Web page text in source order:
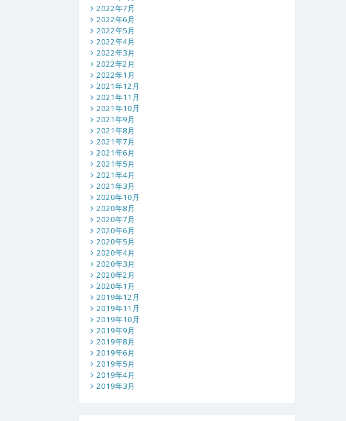
2022年7月
2022年6月
2022年5月
2022年4月
2022年3月
2022年2月
2022年1月
2021年12月
2021年11月
2021年10月
2021年9月
2021年8月
2021年7月
2021年6月
2021年5月
2021年4月
2021年3月
2020年10月
2020年8月
2020年7月
2020年6月
2020年5月
2020年4月
2020年3月
2020年2月
2020年1月
2019年12月
2019年11月
2019年10月
2019年9月
2019年8月
2019年6月
2019年5月
2019年4月
2019年3月